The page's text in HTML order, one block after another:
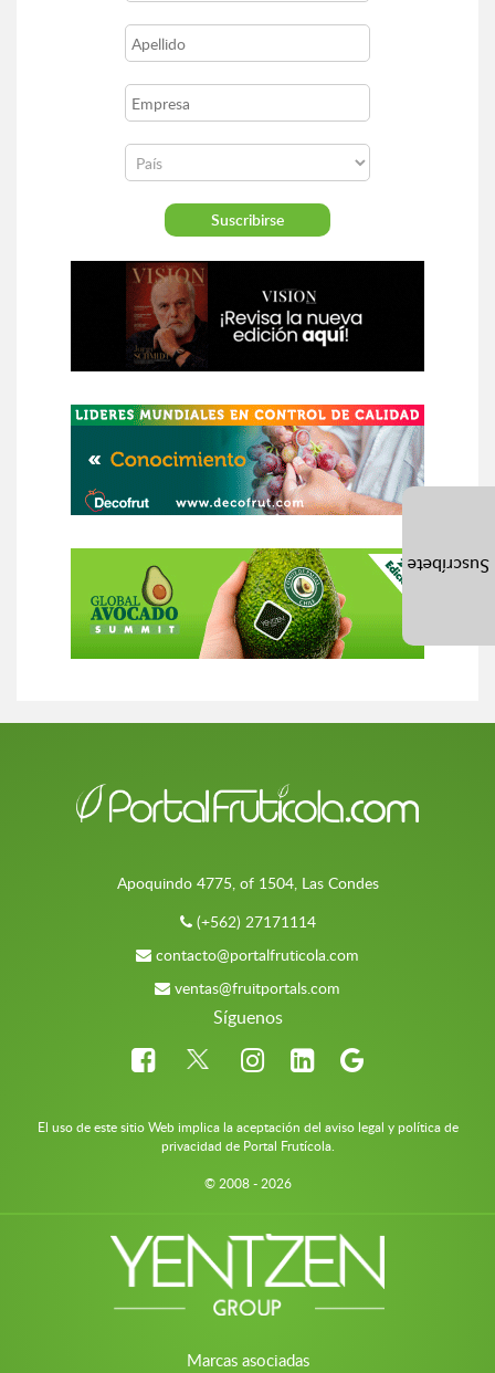
Apoquindo 4775, of 1504, Las Condes
(+562) 27171114
contacto@portalfruticola.com
ventas@fruitportals.com
Síguenos
El uso de este sitio Web implica la aceptación del aviso legal y política de
privacidad de Portal Frutícola.
© 2008 - 2026
Marcas asociadas
Suscríbete